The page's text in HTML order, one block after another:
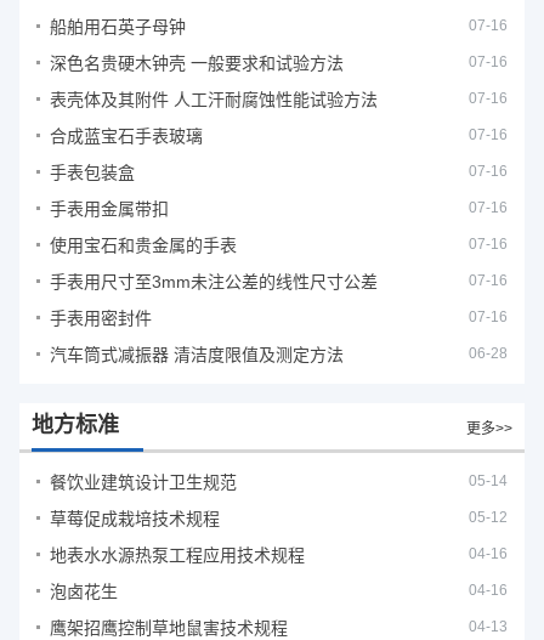
船舶用石英子母钟 07-16
深色名贵硬木钟壳 一般要求和试验方法 07-16
表壳体及其附件 人工汗耐腐蚀性能试验方法 07-16
合成蓝宝石手表玻璃 07-16
手表包装盒 07-16
手表用金属带扣 07-16
使用宝石和贵金属的手表 07-16
手表用尺寸至3mm未注公差的线性尺寸公差 07-16
手表用密封件 07-16
汽车筒式减振器 清洁度限值及测定方法 06-28
地方标准 更多>>
餐饮业建筑设计卫生规范 05-14
草莓促成栽培技术规程 05-12
地表水水源热泵工程应用技术规程 04-16
泡卤花生 04-16
鹰架招鹰控制草地鼠害技术规程 04-13